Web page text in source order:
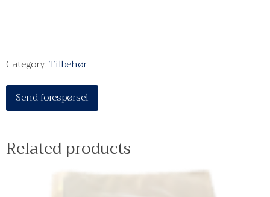
Category:Tilbehør
Send forespørsel
Related products